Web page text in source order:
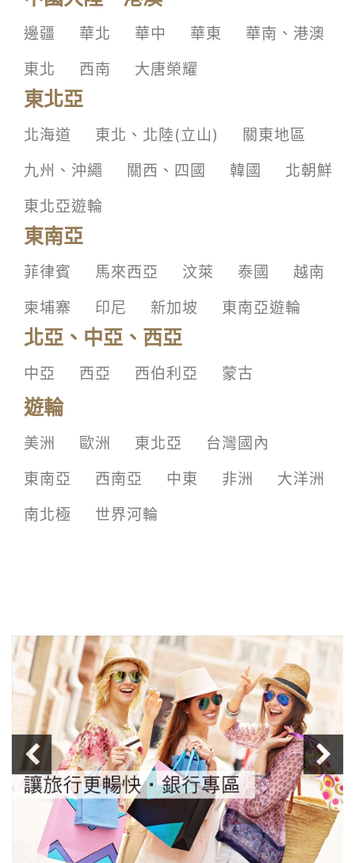
邊疆 華北 華中 華東
華南、港澳
東北
西南 大唐榮耀
東北亞
北海道 東北、北陸(立山)
關東地區
九州、沖繩
關西、四國 韓國
北朝鮮
東北亞遊輪
東南亞
菲律賓 馬來西亞 汶萊 泰國
越南
柬埔寨
印尼 新加坡 東南亞遊輪
北亞、中亞、西亞
中亞 西亞 西伯利亞 蒙古
遊輪
美洲 歐洲 東北亞
台灣國內
東南亞
西南亞 中東 非洲
大洋洲
南北極
世界河輪